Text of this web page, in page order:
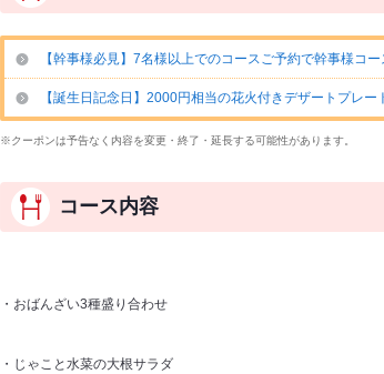
【幹事様必見】7名様以上でのコースご予約で幹事様コー
【誕生日記念日】2000円相当の花火付きデザートプレー
※クーポンは予告なく内容を変更・終了・延長する可能性があります。
コース内容
・おばんざい3種盛り合わせ
・じゃこと水菜の大根サラダ